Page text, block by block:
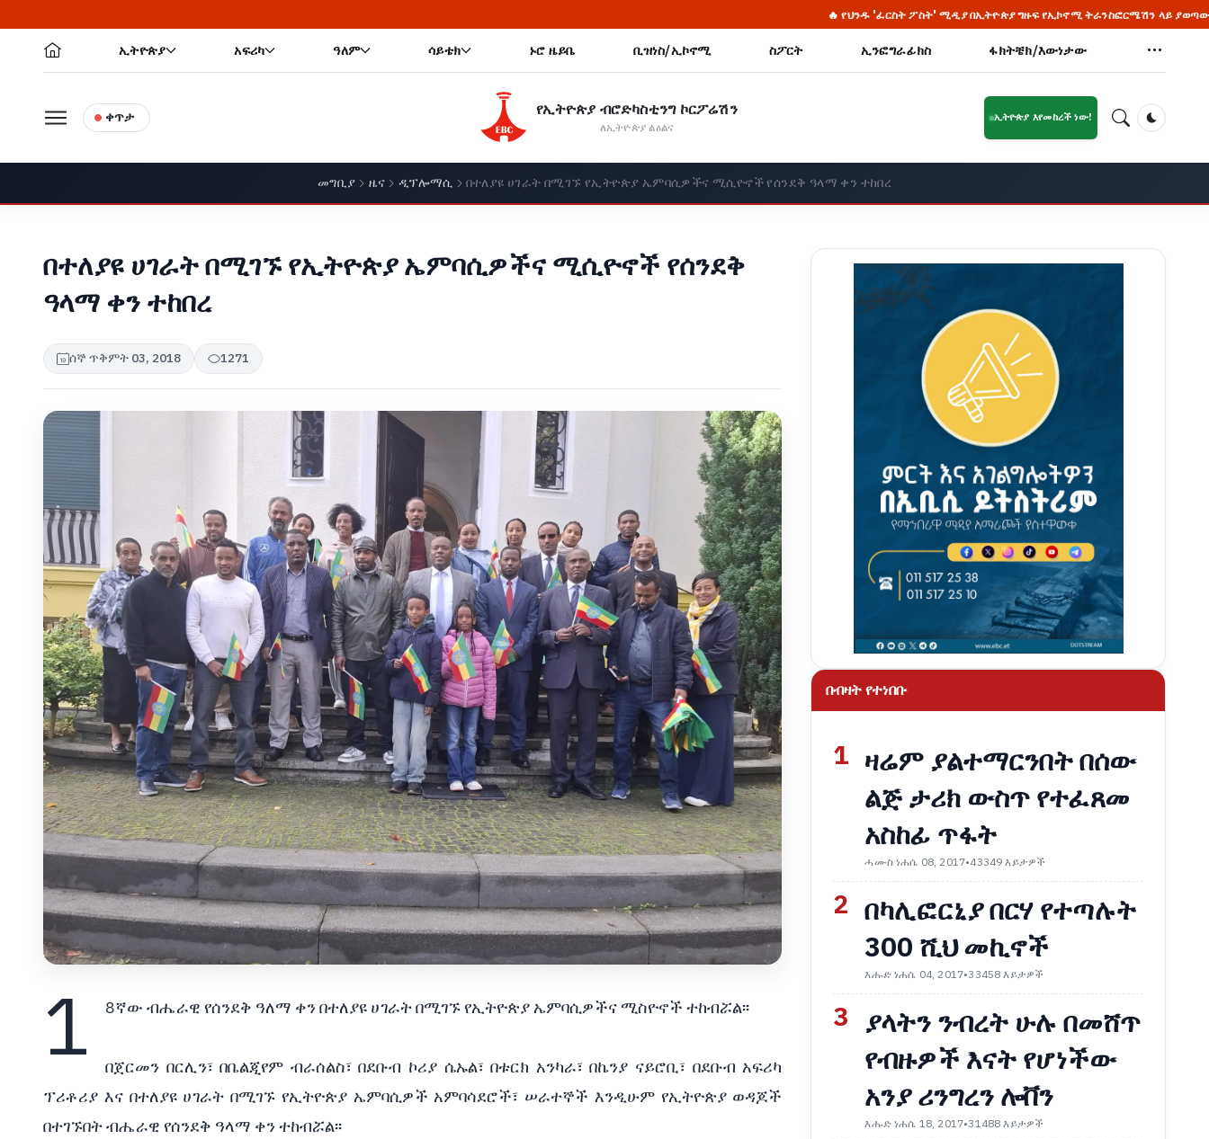
🔥 የህንዱ 'ፈርስት ፖስት' ሚዲያ በኢትዮጵያ ግዙፍ የኢኮኖሚ ትራንስፎርሜሽን ላይ ያወጣው አስደናቂ ዘገባ
ኢትዮጵያ አፍሪካ ዓለም ሳይቴክ ኑሮ ዜይቤ ቢዝነስ/ኢኮኖሚ ስፖርት ኢንፎግራፊክስ ፋክትቼክ/እውነታው
ቀጥታ የኢትዮጵያ ብሮድካስቲንግ ኮርፖሬሽን
ለኢትዮጵያ ልዕልና
ኢትዮጵያ እየመከረች ነው!
Dark
መግቢያ ዜና ዲፕሎማሲ በተለያዩ ሀገራት በሚገኙ የኢትዮጵያ ኤምባሲዎችና ሚሲዮኖች የሰንደቅ ዓላማ ቀን ተከበረ
በተለያዩ ሀገራት በሚገኙ የኢትዮጵያ ኤምባሲዎችና ሚሲዮኖች የሰንደቅ
ዓላማ ቀን ተከበረ
ሰኞ ጥቅምት 03, 2018 1271
1 8ኛው ብሔራዊ የሰንደቅ ዓለማ ቀን በተለያዩ ሀገራት በሚገኙ የኢትዮጵያ ኤምባሲዎችና ሚስዮኖች ተከብሯል፡፡
በጀርመን በርሊን፣ በቤልጂየም ብራሰልስ፣ በደቡብ ኮሪያ ሴኡል፣ በቱርክ አንካራ፣ በኬንያ ናይሮቢ፣ በደቡብ አፍሪካ
ፕሪቶሪያ እና በተለያዩ ሀገራት በሚገኙ የኢትዮጵያ ኤምባሲዎች አምባሳደሮች፣ ሠራተኞች እንዲሁም የኢትዮጵያ ወዳጆች
በተገኙበት ብሔራዊ የሰንደቅ ዓላማ ቀን ተከብሯል፡፡
በብዛት የተነበቡ
1 ዛሬም ያልተማርንበት በሰው
ልጅ ታሪክ ውስጥ የተፈጸመ
አስከፊ ጥፋት
ሓሙስ ነሐሴ 08, 2017•43349 እይታዎች
2 በካሊፎርኒያ በርሃ የተጣሉት
300 ሺህ መኪኖች
እሑድ ነሐሴ 04, 2017•33458 እይታዎች
3 ያላትን ንብረት ሁሉ በመሸጥ
የብዙዎች እናት የሆነችው
አንያ ሪንግረን ሎቨን
እሑድ ነሐሴ 18, 2017•31488 እይታዎች